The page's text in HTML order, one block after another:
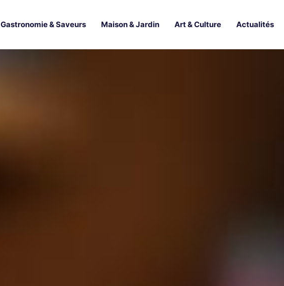
Gastronomie & Saveurs Maison & Jardin Art & Culture Actualités